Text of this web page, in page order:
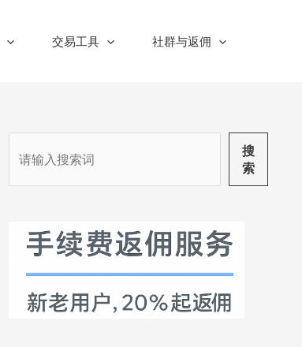
交易工具 社群与返佣
搜
索